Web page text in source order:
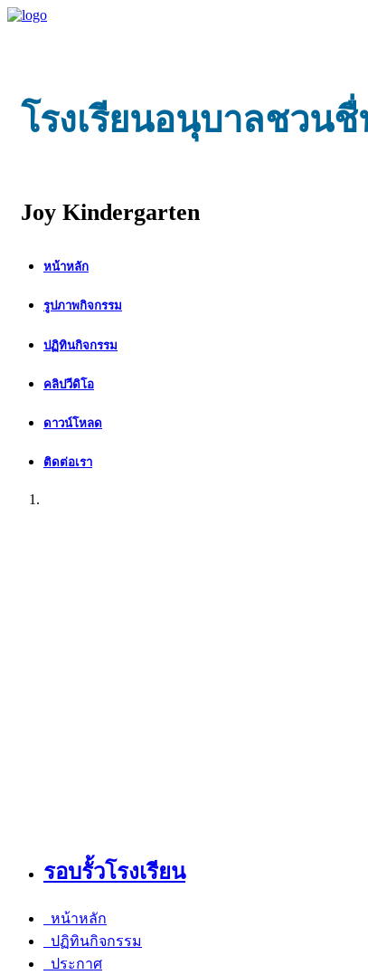
โรงเรียนอนุบาลชวน
Joy Kindergarten
หน้าหลัก
รูปภาพกิจกรรม
ปฏิทินกิจกรรม
คลิปวีดิโอ
ดาวน์โหลด
ติดต่อเรา
รอบรั้วโรงเรียน
หน้าหลัก
ปฏิทินกิจกรรม
ประกาศ